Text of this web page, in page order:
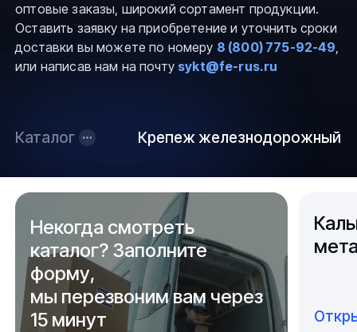
оптовые заказы, широкий сортамент продукции.
Оставить заявку на приобретение и уточнить сроки
доставки вы можете по номеру 8 (800) 775-92-49,
или написав нам на почту sykt@fe-rus.ru
Каталог Крепеж железнодорожный
Некогда смотреть
каталог? Заполните
форму,
мы перезвоним вам через
15 минут